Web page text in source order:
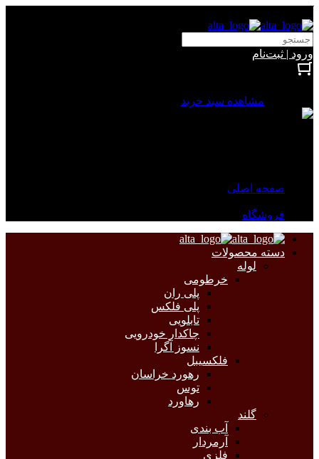
ورود | ثبت‌نام
مشاهده سبد خرید
صفحه اصلی
فروشگاه
دسته محصولات
لوله
خرطومی
پلی ران
پلی فلکس
تابلویی
چاکدار خودرویی
نسوز آگرا
فلکسیبل
رهورد خراسان
توس
رهاورد
گلند
آب بندی
آرمردار
فلزی